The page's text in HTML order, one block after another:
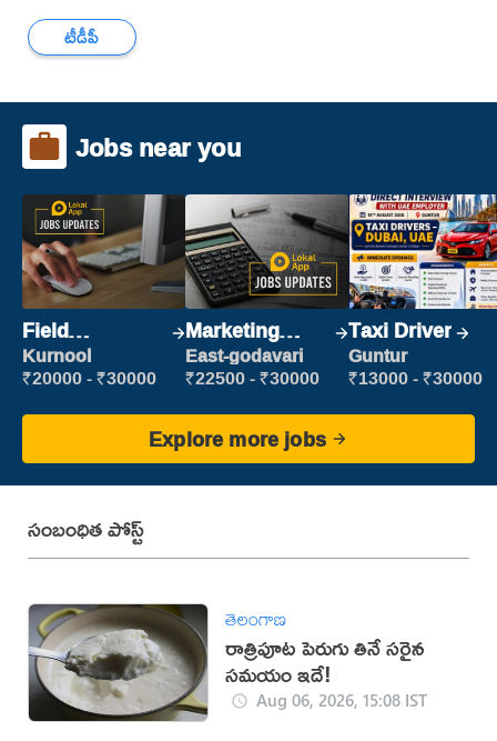
టీడీపీ
Jobs near you
Field
Marketing
Executive
Kurnool
₹20000 - ₹30000
Marketing
Executive
East-godavari
₹22500 - ₹30000
Taxi Driver
Guntur
₹13000 - ₹30000
Explore more jobs
సంబంధిత పోస్ట్
తెలంగాణ
రాత్రిపూట పెరుగు తినే సరైన
సమయం ఇదే!
Aug 06, 2026, 15:08 IST